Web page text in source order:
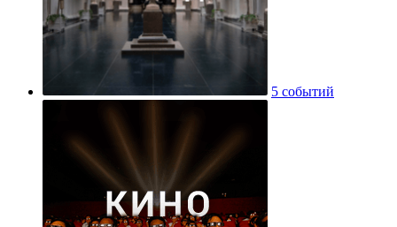
5 событий